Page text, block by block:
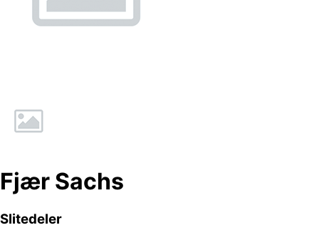
Fjær Sachs
Slitedeler